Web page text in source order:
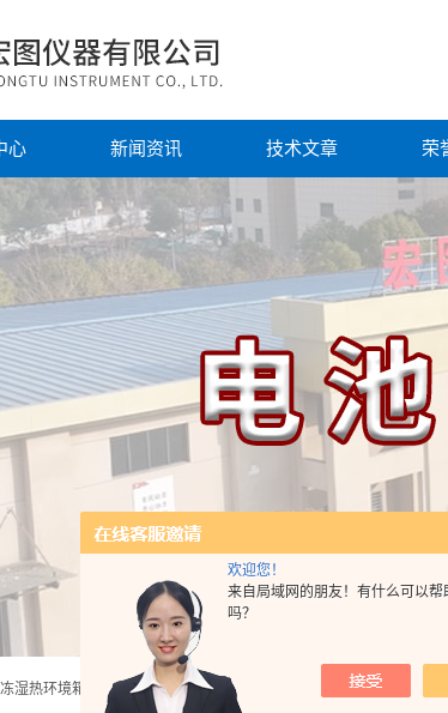
欢迎您！
来自局域网的朋友！有什么可以帮
吗？
心 新闻资讯 技术文章 荣
验机,头盔固定装置稳定试验机,头盔佩戴装置强度试验机,头盔刚度性能试验机,呼吸口罩气密性试验机,呼吸口罩阻力